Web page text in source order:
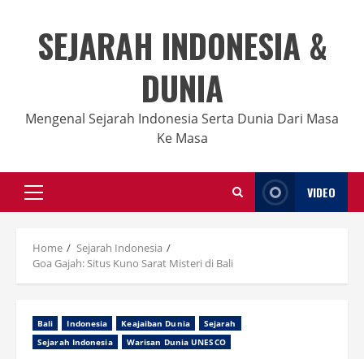
contentSEJARAH INDONESIA &
DUNIA
Mengenal Sejarah Indonesia Serta Dunia Dari Masa
Ke Masa
Primary
Menu
VIDEO
Home
Sejarah Indonesia
Goa Gajah: Situs Kuno Sarat Misteri di Bali
Bali Indonesia Keajaiban Dunia
Sejarah
Sejarah Indonesia
Warisan Dunia UNESCO